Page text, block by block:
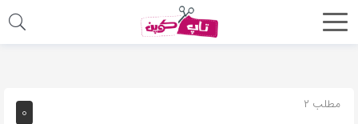
اشتراک
۰ مطلب ۲